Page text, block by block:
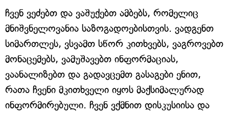
ჩვენ ვეძებთ და ვაშუქებთ ამბებს, რომელიც
მნიშვნელოვანია საზოგადოებისთვის. ვადგენთ
სიმართლეს, ვსვამთ სწორ კითხვებს, ვაგროვებთ
მონაცემებს, ვამუშავებთ ინფორმაციას,
ვაანალიზებთ და გადავცემთ გასაგები ენით,
რათა ჩვენი მკითხველი იყოს მაქსიმალურად
ინფორმირებული. ჩვენ ვქმნით დისკუსიისა და